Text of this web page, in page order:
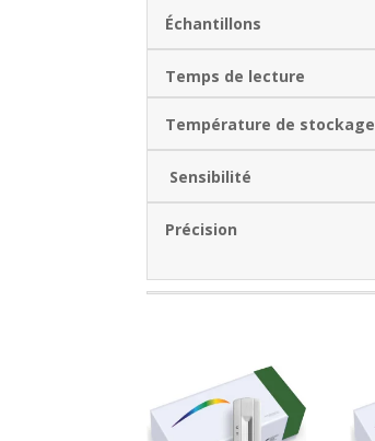
Échantillons
Temps de lecture
Température de stockage
Sensibilité
Précision